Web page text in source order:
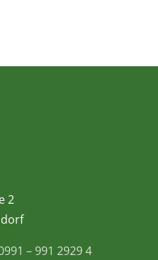
2
– 991 2929 4